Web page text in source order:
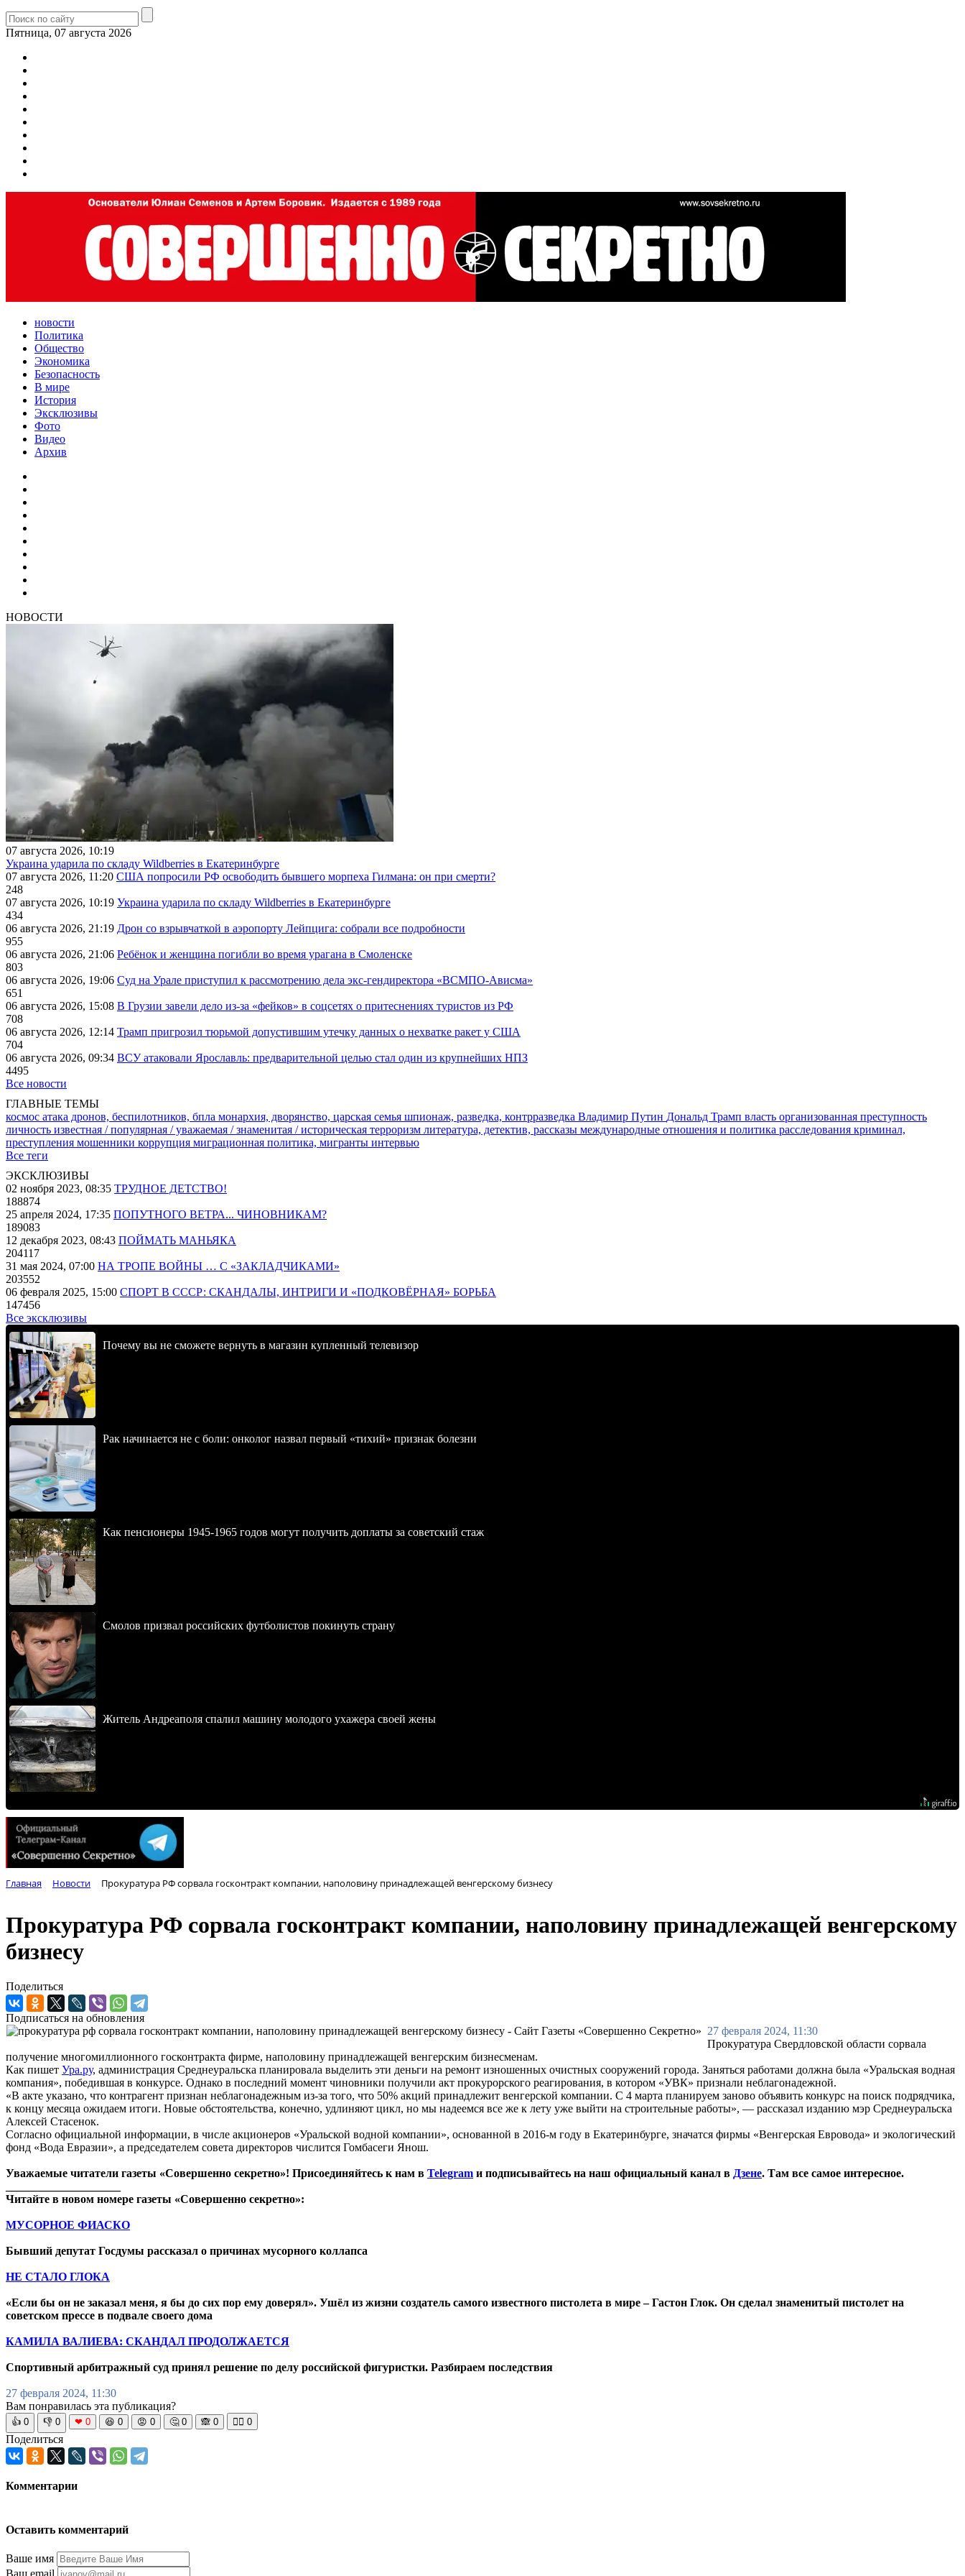
Пятница, 07 августа 2026
новости
Политика
Общество
Экономика
Безопасность
В мире
История
Эксклюзивы
Фото
Видео
Архив
НОВОСТИ
07 августа 2026, 10:19
Украина ударила по складу Wildberries в Екатеринбурге
07 августа 2026, 11:20 США попросили РФ освободить бывшего морпеха Гилмана: он при смерти?
248
07 августа 2026, 10:19 Украина ударила по складу Wildberries в Екатеринбурге
434
06 августа 2026, 21:19 Дрон со взрывчаткой в аэропорту Лейпцига: собрали все подробности
955
06 августа 2026, 21:06 Ребёнок и женщина погибли во время урагана в Смоленске
803
06 августа 2026, 19:06 Суд на Урале приступил к рассмотрению дела экс-гендиректора «ВСМПО-Ависма»
651
06 августа 2026, 15:08 В Грузии завели дело из-за «фейков» в соцсетях о притеснениях туристов из РФ
708
06 августа 2026, 12:14 Трамп пригрозил тюрьмой допустившим утечку данных о нехватке ракет у США
704
06 августа 2026, 09:34 ВСУ атаковали Ярославль: предварительной целью стал один из крупнейших НПЗ
4495
Все новости
ГЛАВНЫЕ ТЕМЫ
космос атака дронов, беспилотников, бпла монархия, дворянство, царская семья шпионаж, разведка, контрразведка Владимир Путин Дональд Трамп власть организованная преступность
личность известная / популярная / уважаемая / знаменитая / историческая терроризм литература, детектив, рассказы международные отношения и политика расследования криминал,
преступления мошенники коррупция миграционная политика, мигранты интервью
Все теги
ЭКСКЛЮЗИВЫ
02 ноября 2023, 08:35 ТРУДНОЕ ДЕТСТВО!
188874
25 апреля 2024, 17:35 ПОПУТНОГО ВЕТРА... ЧИНОВНИКАМ?
189083
12 декабря 2023, 08:43 ПОЙМАТЬ МАНЬЯКА
204117
31 мая 2024, 07:00 НА ТРОПЕ ВОЙНЫ … С «ЗАКЛАДЧИКАМИ»
203552
06 февраля 2025, 15:00 СПОРТ В СССР: СКАНДАЛЫ, ИНТРИГИ И «ПОДКОВЁРНАЯ» БОРЬБА
147456
Все эксклюзивы
Почему вы не сможете вернуть в магазин купленный телевизор
Рак начинается не с боли: онколог назвал первый «тихий» признак болезни
Как пенсионеры 1945-1965 годов могут получить доплаты за советский стаж
Смолов призвал российских футболистов покинуть страну
Житель Андреаполя спалил машину молодого ухажера своей жены
Главная Новости Прокуратура РФ сорвала госконтракт компании, наполовину принадлежащей венгерскому бизнесу
Прокуратура РФ сорвала госконтракт компании, наполовину принадлежащей венгерскому
бизнесу
Поделиться
Подписаться на обновления
27 февраля 2024, 11:30
Прокуратура Свердловской области сорвала
получение многомиллионного госконтракта фирме, наполовину принадлежащей венгерским бизнесменам.
Как пишет Ура.ру, администрация Среднеуральска планировала выделить эти деньги на ремонт изношенных очистных сооружений города. Заняться работами должна была «Уральская водная
компания», победившая в конкурсе. Однако в последний момент чиновники получили акт прокурорского реагирования, в котором «УВК» признали неблагонадежной.
«В акте указано, что контрагент признан неблагонадежным из-за того, что 50% акций принадлежит венгерской компании. С 4 марта планируем заново объявить конкурс на поиск подрядчика,
к концу месяца ожидаем итоги. Новые обстоятельства, конечно, удлиняют цикл, но мы надеемся все же к лету уже выйти на строительные работы», — рассказал изданию мэр Среднеуральска
Алексей Стасенок.
Согласно официальной информации, в числе акционеров «Уральской водной компании», основанной в 2016-м году в Екатеринбурге, значатся фирмы «Венгерская Евровода» и экологический
фонд «Вода Евразии», а председателем совета директоров числится Гомбасеги Янош.
Уважаемые читатели газеты «Совершенно секретно»! Присоединяйтесь к нам в Telegram и подписывайтесь на наш официальный канал в Дзене. Там все самое интересное.
Читайте в новом номере газеты «Совершенно секретно»:
МУСОРНОЕ ФИАСКО
Бывший депутат Госдумы рассказал о причинах мусорного коллапса
НЕ СТАЛО ГЛОКА
«Если бы он не заказал меня, я бы до сих пор ему доверял». Ушёл из жизни создатель самого известного пистолета в мире – Гастон Глок. Он сделал знаменитый пистолет на
советском прессе в подвале своего дома
КАМИЛА ВАЛИЕВА: СКАНДАЛ ПРОДОЛЖАЕТСЯ
Спортивный арбитражный суд принял решение по делу российской фигуристки. Разбираем последствия
27 февраля 2024, 11:30
Вам понравилась эта публикация?
👍 0 👎 0 ❤ 0 😆 0 😡 0 🤔 0 🙈 0 🧘‍♀️ 0
Поделиться
Комментарии
Оставить комментарий
Ваше имя